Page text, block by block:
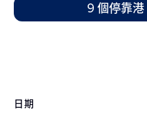
9 個停靠
日期